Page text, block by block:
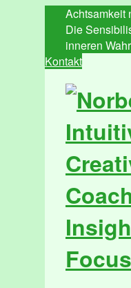
Achtsamkeit
Die
inneren
Kontakt